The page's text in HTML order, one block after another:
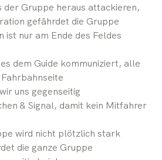
der Gruppe heraus attackieren,
gefährdet die Gruppe
ist nur am Ende des Feldes
dem Guide kommuniziert, alle
uns gegenseitig
& Signal, damit kein Mitfahrer
wird nicht plötzlich stark
die ganze Gruppe